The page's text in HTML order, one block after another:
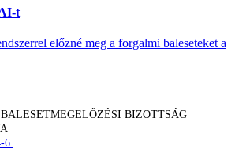
t
előzné meg a forgalmi baleseteket a
BIZOTTSÁG
6.